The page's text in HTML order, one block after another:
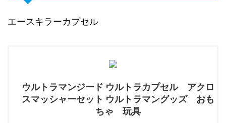
エースキラーカプセル
ウルトラマンジード ウルトラカプセル アクロ
スマッシャーセット ウルトラマングッズ おも
ちゃ 玩具